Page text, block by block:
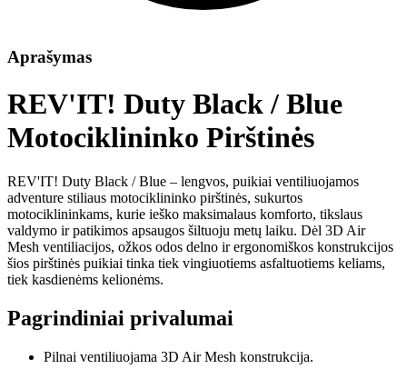
Aprašymas
REV'IT! Duty Black / Blue
Motociklininko Pirštinės
REV'IT! Duty Black / Blue – lengvos, puikiai ventiliuojamos
adventure stiliaus motociklininko pirštinės, sukurtos
motociklininkams, kurie ieško maksimalaus komforto, tikslaus
valdymo ir patikimos apsaugos šiltuoju metų laiku. Dėl 3D Air
Mesh ventiliacijos, ožkos odos delno ir ergonomiškos konstrukcijos
šios pirštinės puikiai tinka tiek vingiuotiems asfaltuotiems keliams,
tiek kasdienėms kelionėms.
Pagrindiniai privalumai
Pilnai ventiliuojama 3D Air Mesh konstrukcija.